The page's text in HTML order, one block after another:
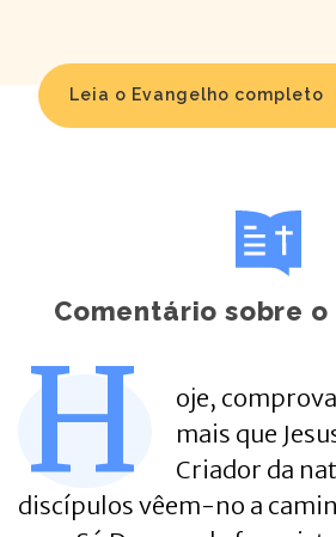
Leia o Evangelho completo
Comentário sobre o
H
oje,
mais que
Criador da
discípulos vêem-no a